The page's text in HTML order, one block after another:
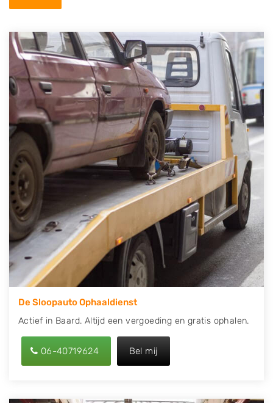
U kunt er ook voor kiezen om direct uw sloopauto te
verkopen en op te laten halen door de Sloopauto
Ophaaldienst van Autosloperijen.nl. Wij kunnen uw
auto gratis ophalen in Baard. Neem telefonisch
contact op of maak een terugbelafspraak. Wilt u
direct een tweedehands auto onderdelen offerte
aanvragen? Dat kan via de Onderdelenlijn! Vul uw
kenteken in en druk op verzenden.
Wij kunnen u helpen met de inkoop van auto's van
eigenlijk alle merken, zoals Alfa Romeo, Audi, BMW,
Chevrolet, Citroën, Dacia, Fiat, Ford, Honda, Hyundai,
Kia, Mazda, Mercedes Benz, Mitsubishi, Nissan, Opel,
Peugeot, Porsche, Renault, Seat, Skoda, Suzuki, Tesla,
Toyota, Volkswagen en Volvo.
De Sloopauto Ophaaldienst
Actief in Baard. Altijd een vergoeding en gratis ophalen.
06-40719624 Bel mij